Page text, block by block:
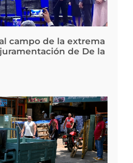
campo de la extrema
de De la